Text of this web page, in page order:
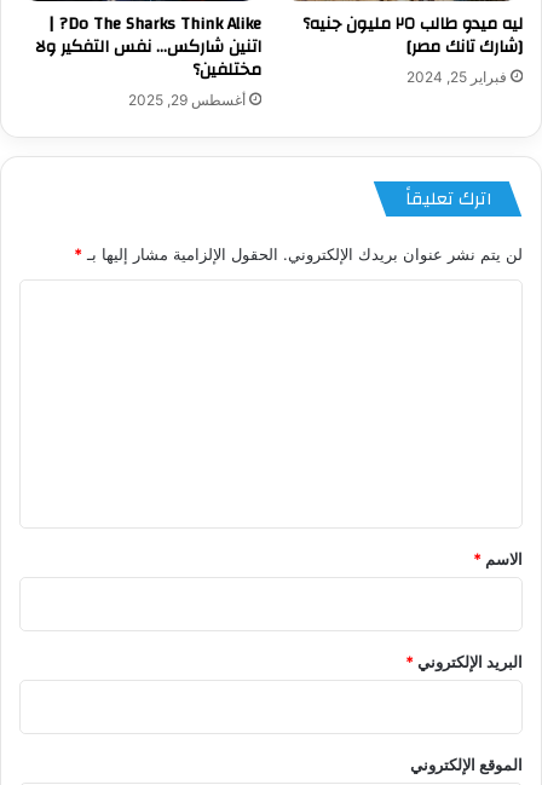
ليه ميدو طالب ٢٥ مليون جنيه؟
[شارك تانك مصر]
فبراير 25, 2024
Do The Sharks Think Alike? |
اتنين شاركس… نفس التفكير ولا
مختلفين؟
أغسطس 29, 2025
اترك تعليقاً
لن يتم نشر عنوان بريدك الإلكتروني. الحقول الإلزامية مشار إليها بـ *
*
الاسم *
البريد الإلكتروني*
الموقع الإلكتروني